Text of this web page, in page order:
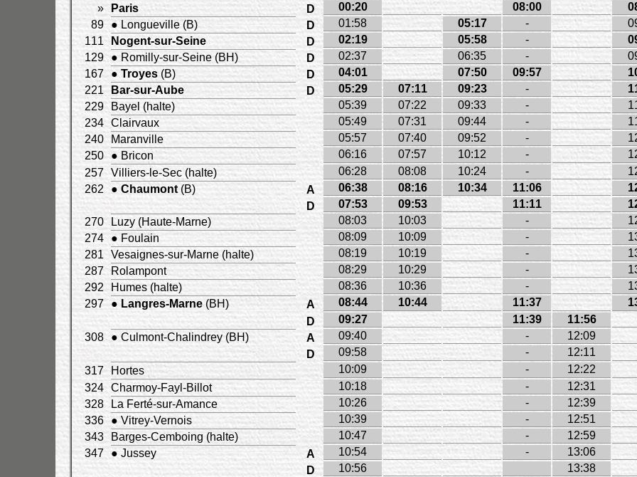
»
Paris D 00:20 08:00
89
● Longueville (B) D 01:58 05:17 -
111
Nogent-sur-Seine D 02:19 05:58 -
129
● Romilly-sur-Seine (BH) D 02:37 06:35 -
167
● Troyes (B) D 04:01 07:50 09:57
221
Bar-sur-Aube D 05:29 07:11 09:23 -
229
Bayel (halte) 05:39 07:22 09:33 -
234 Clairvaux 05:49 07:31 09:44 -
240
Maranville 05:57 07:40 09:52 -
250
● Bricon 06:16 07:57 10:12 -
257 Villiers-le-Sec (halte) 06:28 08:08 10:24 -
262
● Chaumont(B) A 06:38 08:16 10:34 11:06
D
07:53 09:53 11:11
270
Luzy (Haute-Marne) 08:03 10:03 -
274
● Foulain 08:09 10:09 -
281
Vesaignes-sur-Marne (halte) 08:19 10:19 -
287
Rolampont 08:29 10:29 -
292
Humes (halte) 08:36 10:36 -
297
● Langres-Marne(BH) A 08:44 10:44 11:37
D
09:27 11:39
11:56
308
● Culmont-Chalindrey (BH) A 09:40 -
12:09
D
09:58 -
12:11
317
Hortes 10:09 -
12:22
324 Charmoy-Fayl-Billot 10:18 -
12:31
328
La Ferté-sur-Amance 10:26 -
12:39
336
● Vitrey-Vernois 10:39 -
12:51
343
Barges-Cemboing (halte) 10:47 -
12:59
347
● Jussey A 10:54 -
13:06
D
10:56
13:38